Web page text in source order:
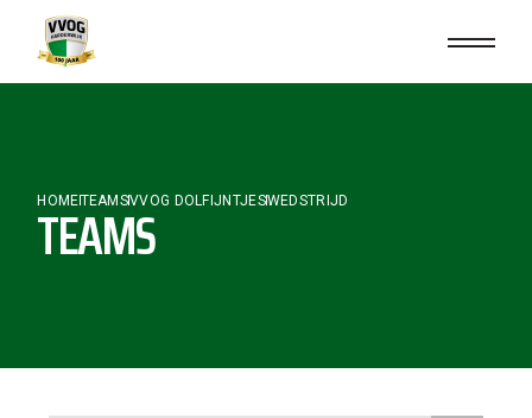
HOMETEAMSVVOG DOLFIJNTJESWEDSTRIJD
TEAMS